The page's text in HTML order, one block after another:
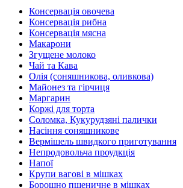
Консервація овочева
Консервація рибна
Консервація мясна
Макарони
Згущене молоко
Чай та Кава
Олія (соняшникова, оливкова)
Майонез та гірчиця
Маргарин
Коржі для торта
Соломка, Кукурудзяні палички
Насіння соняшникове
Вермішель швидкого приготування
Непродовольча проудкція
Напої
Крупи вагові в мішках
Борошно пшеничне в мішках